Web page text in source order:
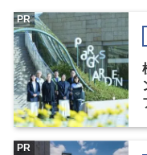
PR
PR